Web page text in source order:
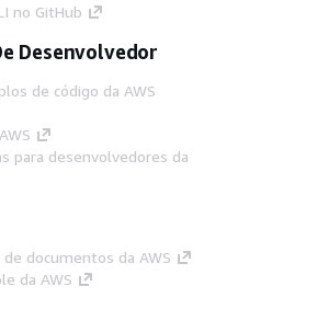
no GitHub
Desenvolvedor
de código da AWS
para desenvolvedores da
de documentos da AWS
da AWS